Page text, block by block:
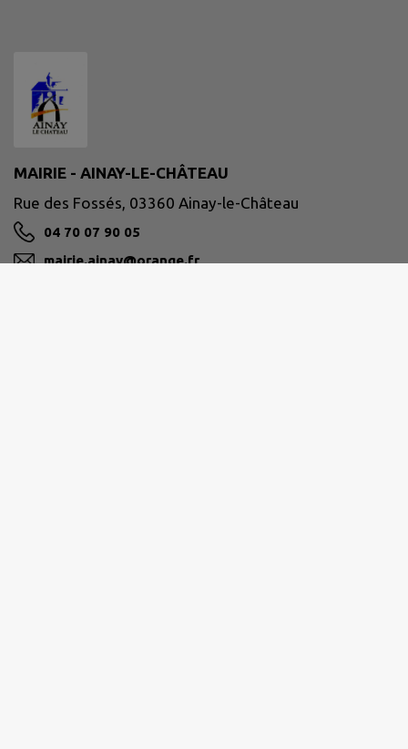
MAIRIE - AINAY-LE-CHÂTEAU
Rue des Fossés, 03360 Ainay-le-Château
04 70 07 90 05
mairie.ainay@orange.fr